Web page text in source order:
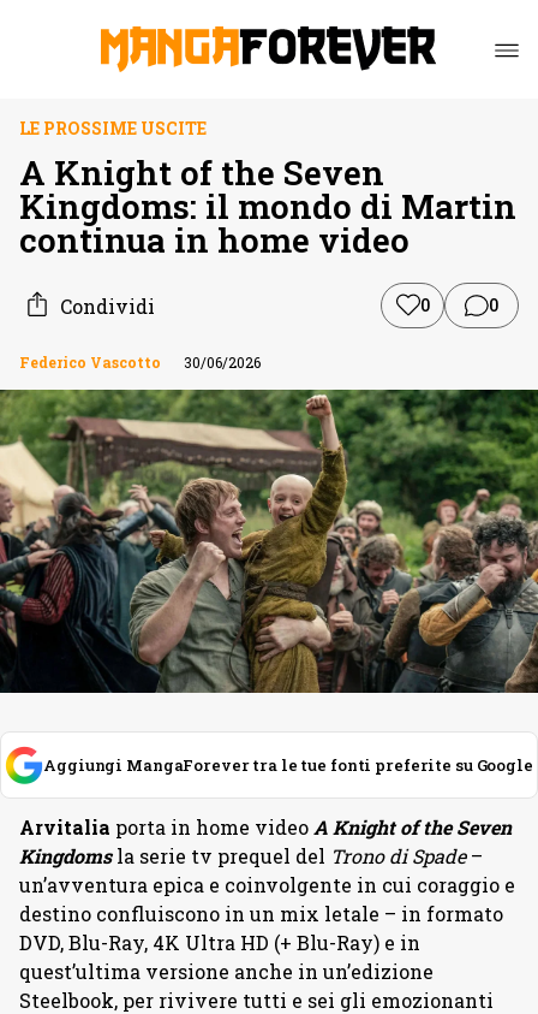
LE PROSSIME USCITE
A Knight of the Seven
Kingdoms: il mondo di Martin
continua in home video
Condividi 0 0
Federico Vascotto 30/06/2026
Aggiungi MangaForever tra le tue fonti preferite su Google
Arvitalia porta in home videoA Knight of the Seven
Kingdomsla serie tv prequel del Trono di Spade–
un’avventura epica e coinvolgente in cui coraggio e
destino confluiscono in un mix letale – in formato
DVD, Blu-Ray, 4K Ultra HD (+ Blu-Ray) e in
quest’ultima versione anche in un’edizione
Steelbook, per rivivere tutti e sei gli emozionanti